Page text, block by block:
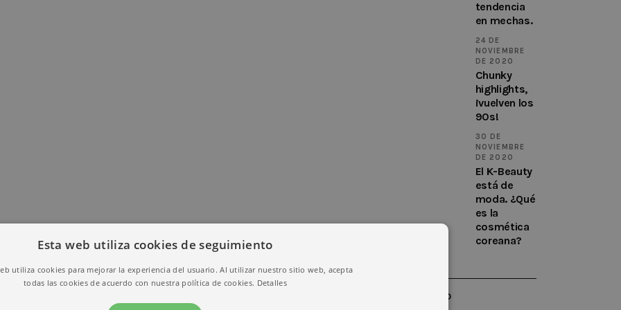
tendencia
en mechas.
24 DE
NOVIEMBRE
DE 2020
Chunky
highlights,
¡vuelven los
90s!
30 DE
NOVIEMBRE
DE 2020
El K-Beauty
está de
moda. ¿Qué
es la
cosmética
coreana?
INSTAGRAM FEED
Esta web utiliza cookies de seguimiento
utiliza cookies para mejorar la experiencia del usuario. Al utilizar nuestro sitio web, acepta
todas las cookies de acuerdo con nuestra política de cookies. Detalles